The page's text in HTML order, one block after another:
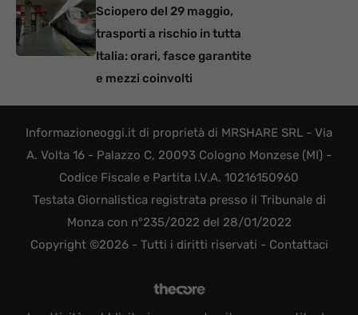
Sciopero del 29 maggio,
trasporti a rischio in tutta
Italia: orari, fasce garantite
e mezzi coinvolti
Informazioneoggi.it di proprietà di MRSHARE SRL - Via
A. Volta 16 - Palazzo C, 20093 Cologno Monzese (MI) -
Codice Fiscale e Partita I.V.A. 10216150960
Testata Giornalistica registrata presso il Tribunale di
Monza con n°235/2022 del 28/01/2022
Copyright ©2026 - Tutti i diritti riservati - Contattaci